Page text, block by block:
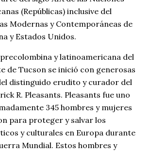
(Repúblicas) inclusive del
Modernas y Contemporáneas de
y Estados Unidos.
y latinoamericana del
de Tucson se inició con generosas
distinguido erudito y curador del
R. Pleasants. Pleasants fue uno
345 hombres y mujeres
para proteger y salvar los
y culturales en Europa durante
Mundial. Estos hombres y